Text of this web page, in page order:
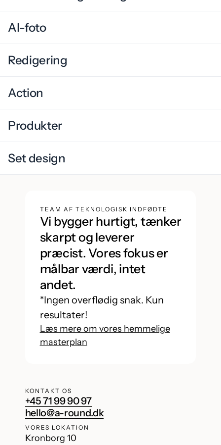
AI-foto
Redigering
Action
Produkter
Set design
TEAM AF TEKNOLOGISK INDFØDTE
Vi bygger hurtigt, tænker
skarpt og leverer
præcist. Vores fokus er
målbar værdi, intet
andet.
*Ingen overflødig snak. Kun
resultater!
Læs mere om vores hemmelige
masterplan
KONTAKT OS
+45 71 99 90 97
hello@a-round.dk
VORES LOKATION
Kronborg 10